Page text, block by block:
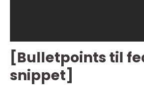
[Bulletpoints til
snippet]